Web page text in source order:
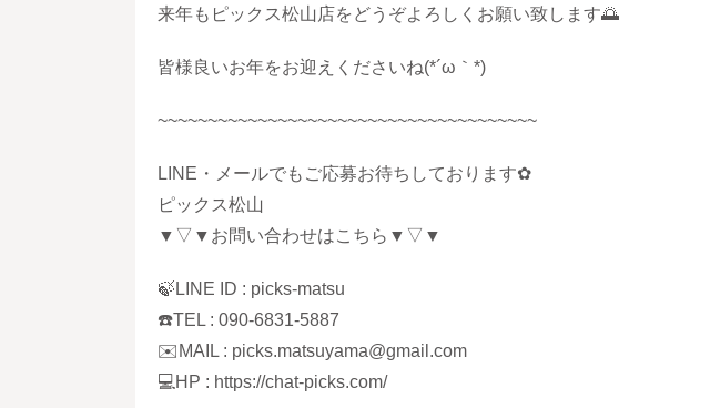
来年もピックス松山店をどうぞよろしくお願い致します🌅
皆様良いお年をお迎えくださいね(*´ω｀*)
~~~~~~~~~~~~~~~~~~~~~~~~~~~~~~~~~~~~~~
LINE・メールでもご応募お待ちしております✿
ピックス松山
▼▽▼お問い合わせはこちら▼▽▼
🍃LINE ID : picks-matsu
☎️TEL : 090-6831-5887
✉️MAIL : picks.matsuyama@gmail.com
💻HP : https://chat-picks.com/